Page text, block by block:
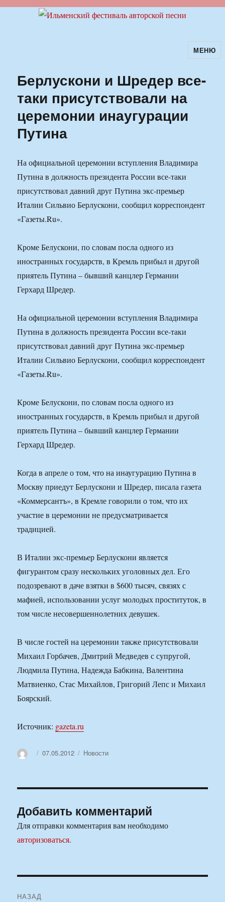
Ильменский фестиваль авторскойМЕНЮ
Берлускони и Шредер все-
таки присутствовали на
церемонии инаугурации
Путина
На официальной церемонии вступления Владимира
Путина в должность президента России все-таки
присутствовал давний друг Путина экс-премьер
Италии Сильвио Берлускони, сообщил корреспондент
«Газеты.Ru».
Кроме Белускони, по словам посла одного из
иностранных государств, в Кремль прибыл и другой
приятель Путина – бывший канцлер Германии
Герхард Шредер.
На официальной церемонии вступления Владимира
Путина в должность президента России все-таки
присутствовал давний друг Путина экс-премьер
Италии Сильвио Берлускони, сообщил корреспондент
«Газеты.Ru».
Кроме Белускони, по словам посла одного из
иностранных государств, в Кремль прибыл и другой
приятель Путина – бывший канцлер Германии
Герхард Шредер.
Когда в апреле о том, что на инаугурацию Путина в
Москву приедут Берлускони и Шредер, писала газета
«Коммерсантъ», в Кремле говорили о том, что их
участие в церемонии не предусматривается
традицией.
В Италии экс-премьер Берлускони является
фигурантом сразу нескольких уголовных дел. Его
подозревают в даче взятки в $600 тысяч, связях с
мафией, использовании услуг молодых проституток, в
том числе несовершеннолетних девушек.
В числе гостей на церемонии также присутствовали
Михаил Горбачев, Дмитрий Медведев с супругой,
Людмила Путина, Надежда Бабкина, Валентина
Матвиенко, Стас Михайлов, Григорий Лепс и Михаил
Боярский.
Источник: gazeta.ru
АвторОпубликовано
07.05.2012 Рубрики
Новости
Добавить комментарий
Для отправки комментария вам необходимо
авторизоваться.
НАЗАД